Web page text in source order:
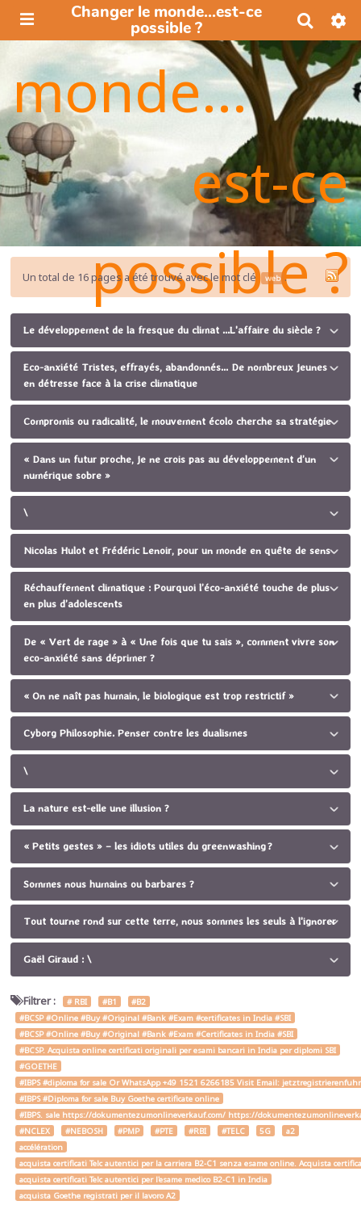
Changer le monde...est-ce
possible ?
c
h
e
r
c
h
monde...
est-ce
possible ?
Un total de 16 pages a été trouvé avec le mot clé web .
Le développement de la fresque du climat ...L'affaire du siècle ?
Eco-anxiété Tristes, effrayés, abandonnés... De nombreux jeunes
en détresse face à la crise climatique
Compromis ou radicalité, le mouvement écolo cherche sa stratégie
« Dans un futur proche, je ne crois pas au développement d’un
numérique sobre »
\
Nicolas Hulot et Frédéric Lenoir, pour un monde en quête de sens
Réchauffement climatique : Pourquoi l’éco-anxiété touche de plus
en plus d’adolescents
De « Vert de rage » à « Une fois que tu sais », comment vivre son
eco-anxiété sans déprimer ?
« On ne naît pas humain, le biologique est trop restrictif »
Cyborg Philosophie. Penser contre les dualismes
\
La nature est-elle une illusion ?
« Petits gestes » – les idiots utiles du greenwashing ?
Sommes nous humains ou barbares ?
Tout tourne rond sur cette terre, nous sommes les seuls à l'ignorer
Gaël Giraud : \
Filtrer : # RBI #B1
#B2
#BCSP #Online #Buy #Original #Bank #Exam #certificates in India #SBI
#BCSP #Online #Buy #Original #Bank #Exam #Certificates in India #SBI
#BCSP. Acquista online certificati originali per esami bancari in India per diplomi SBI
#GOETHE
#IBPS #diploma for sale Or WhatsApp +49 1521 6266185 Visit Email:
#IBPS #Diploma for sale Buy Goethe certificate online
#IBPS. sale https://dokumentezumonlineverkauf.com/ https://
#NCLEX
#NEBOSH #PMP #PTE #RBI #TELC 5G
a2
accélération
acquista certificati Telc autentici per la carriera B2-C1 senza esame online. Acquista
acquista certificati Telc autentici per l'esame medico B2-C1 in India
acquista Goethe registrati per il lavoro A2